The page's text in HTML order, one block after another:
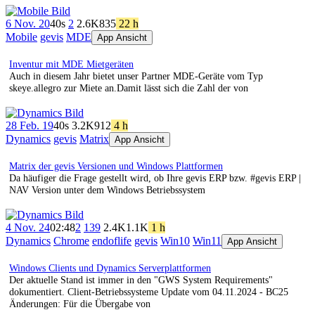
6 Nov. 2040s 2 2.6K835 22 h
Mobile gevis MDE App Ansicht
Inventur mit MDE Mietgeräten
Auch in diesem Jahr bietet unser Partner MDE-Geräte vom Typ
skeye.allegro zur Miete an.Damit lässt sich die Zahl der von
28 Feb. 1940s 3.2K912 4 h
Dynamics gevis Matrix App Ansicht
Matrix der gevis Versionen und Windows Plattformen
Da häufiger die Frage gestellt wird, ob Ihre gevis ERP bzw. #gevis ERP |
NAV Version unter dem Windows Betriebssystem
4 Nov. 2402:482 139 2.4K1.1K 1 h
Dynamics Chrome endoflife gevis Win10 Win11 App Ansicht
Windows Clients und Dynamics Serverplattformen
Der aktuelle Stand ist immer in den "GWS System Requirements"
dokumentiert. Client-Betriebssysteme Update vom 04.11.2024 - BC25
Änderungen: Für die Übergabe von